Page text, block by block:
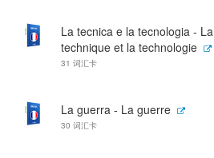
La tecnica e la tecnologia - La
technique et la technologie
31 词汇卡
La guerra - La guerre
30 词汇卡